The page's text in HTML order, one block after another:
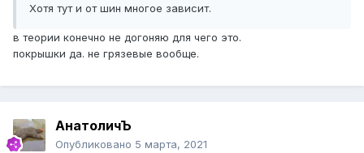
Хотя тут и от шин многое зависит.
в теории конечно не догоняю для чего это.
покрышки да. не грязевые вообще.
АнатоличЪ
Опубликовано 5 марта, 2021